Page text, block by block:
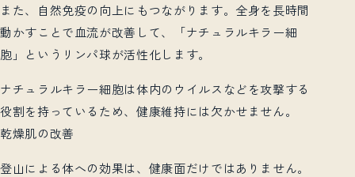
また、自然免疫の向上にもつながります。全身を長時間
動かすことで血流が改善して、「ナチュラルキラー細
胞」というリンパ球が活性化します。
ナチュラルキラー細胞は体内のウイルスなどを攻撃する
役割を持っているため、健康維持には欠かせません。
乾燥肌の改善
登山による体への効果は、健康面だけではありません。